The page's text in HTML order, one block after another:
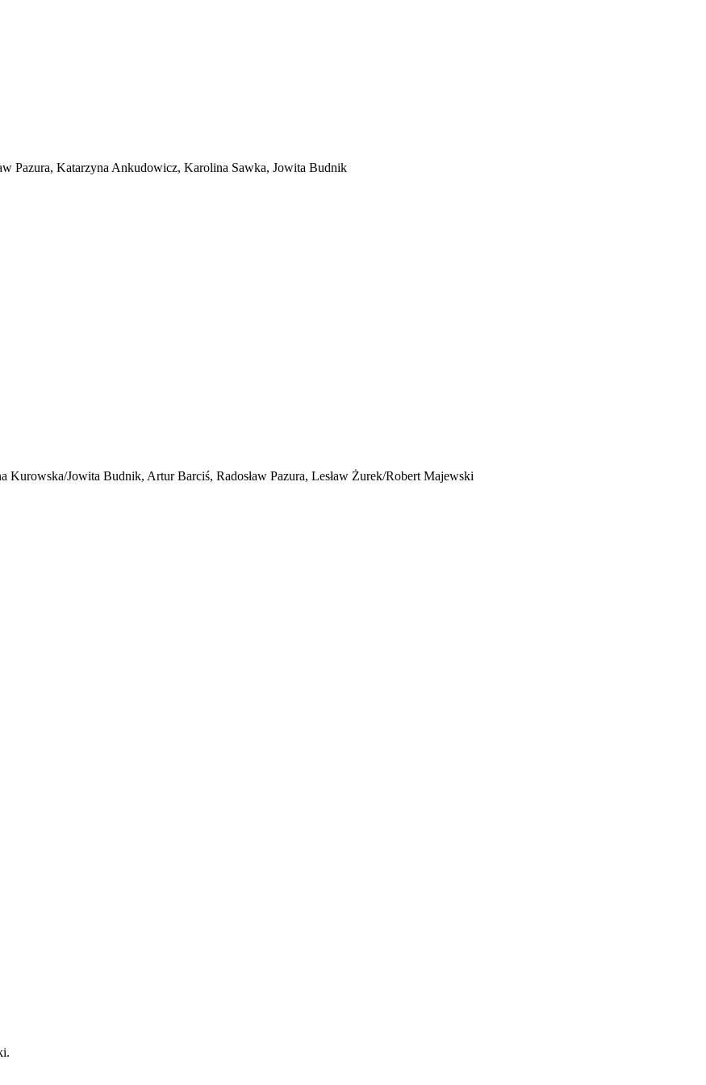
Pazura, Katarzyna Ankudowicz, Karolina Sawka, Jowita Budnik
Jowita Budnik, Artur Barciś, Radosław Pazura, Lesław Żurek/Robert Majewski